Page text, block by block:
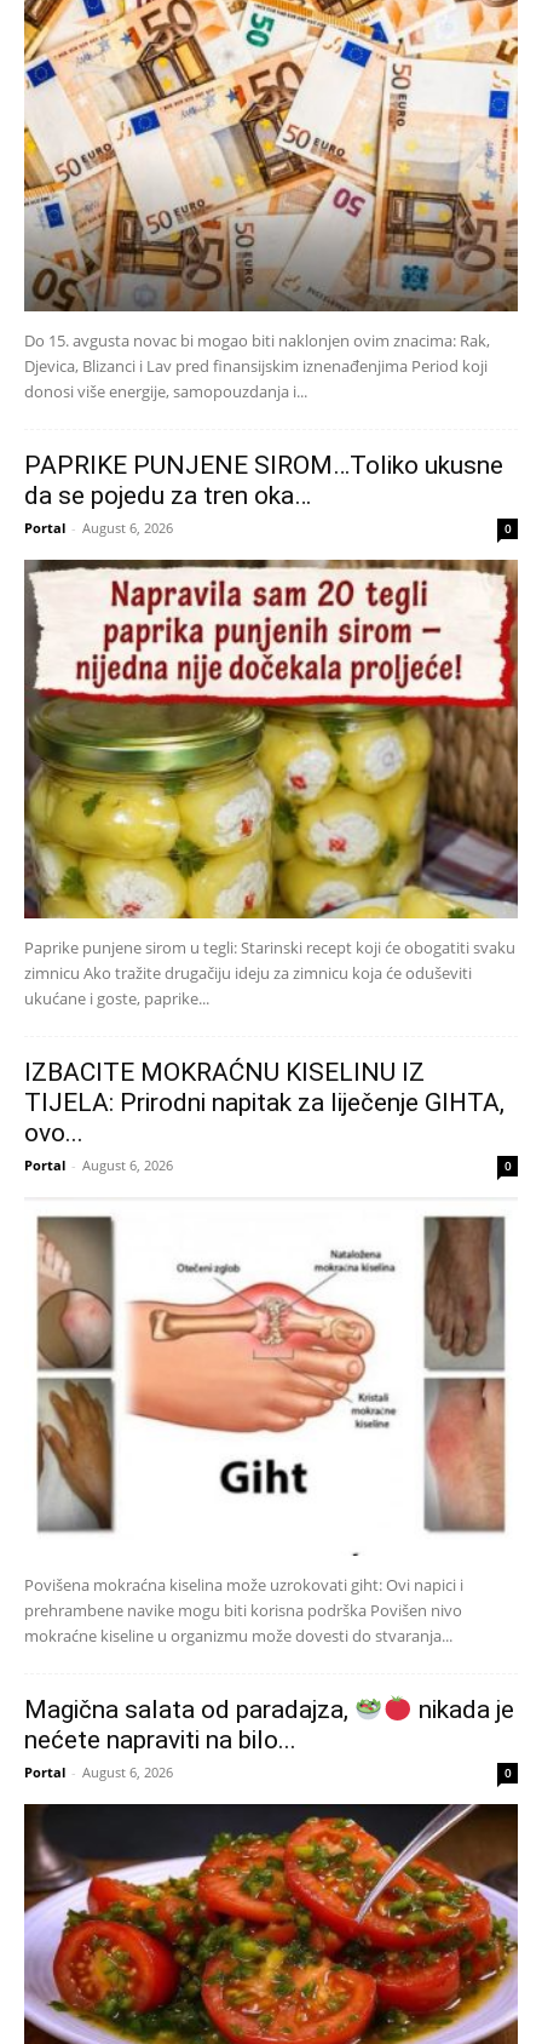
Do 15. avgusta novac bi mogao biti naklonjen ovim znacima: Rak,
Djevica, Blizanci i Lav pred finansijskim iznenađenjima Period koji
donosi više energije, samopouzdanja i...
PAPRIKE PUNJENE SIROM…Toliko ukusne
da se pojedu za tren oka…
Portal - August 6, 2026 0
Paprike punjene sirom u tegli: Starinski recept koji će obogatiti svaku
zimnicu Ako tražite drugačiju ideju za zimnicu koja će oduševiti
ukućane i goste, paprike...
IZBACITE MOKRAĆNU KISELINU IZ
TIJELA: Prirodni napitak za liječenje GIHTA,
ovo...
Portal - August 6, 2026 0
Povišena mokraćna kiselina može uzrokovati giht: Ovi napici i
prehrambene navike mogu biti korisna podrška Povišen nivo
mokraćne kiseline u organizmu može dovesti do stvaranja...
Magična salata od paradajza,
nikada je
nećete napraviti na bilo...
Portal - August 6, 2026 0